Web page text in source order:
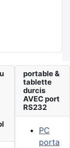
portable &
tablette
durcis
AVEC port
RS232
PC
porta